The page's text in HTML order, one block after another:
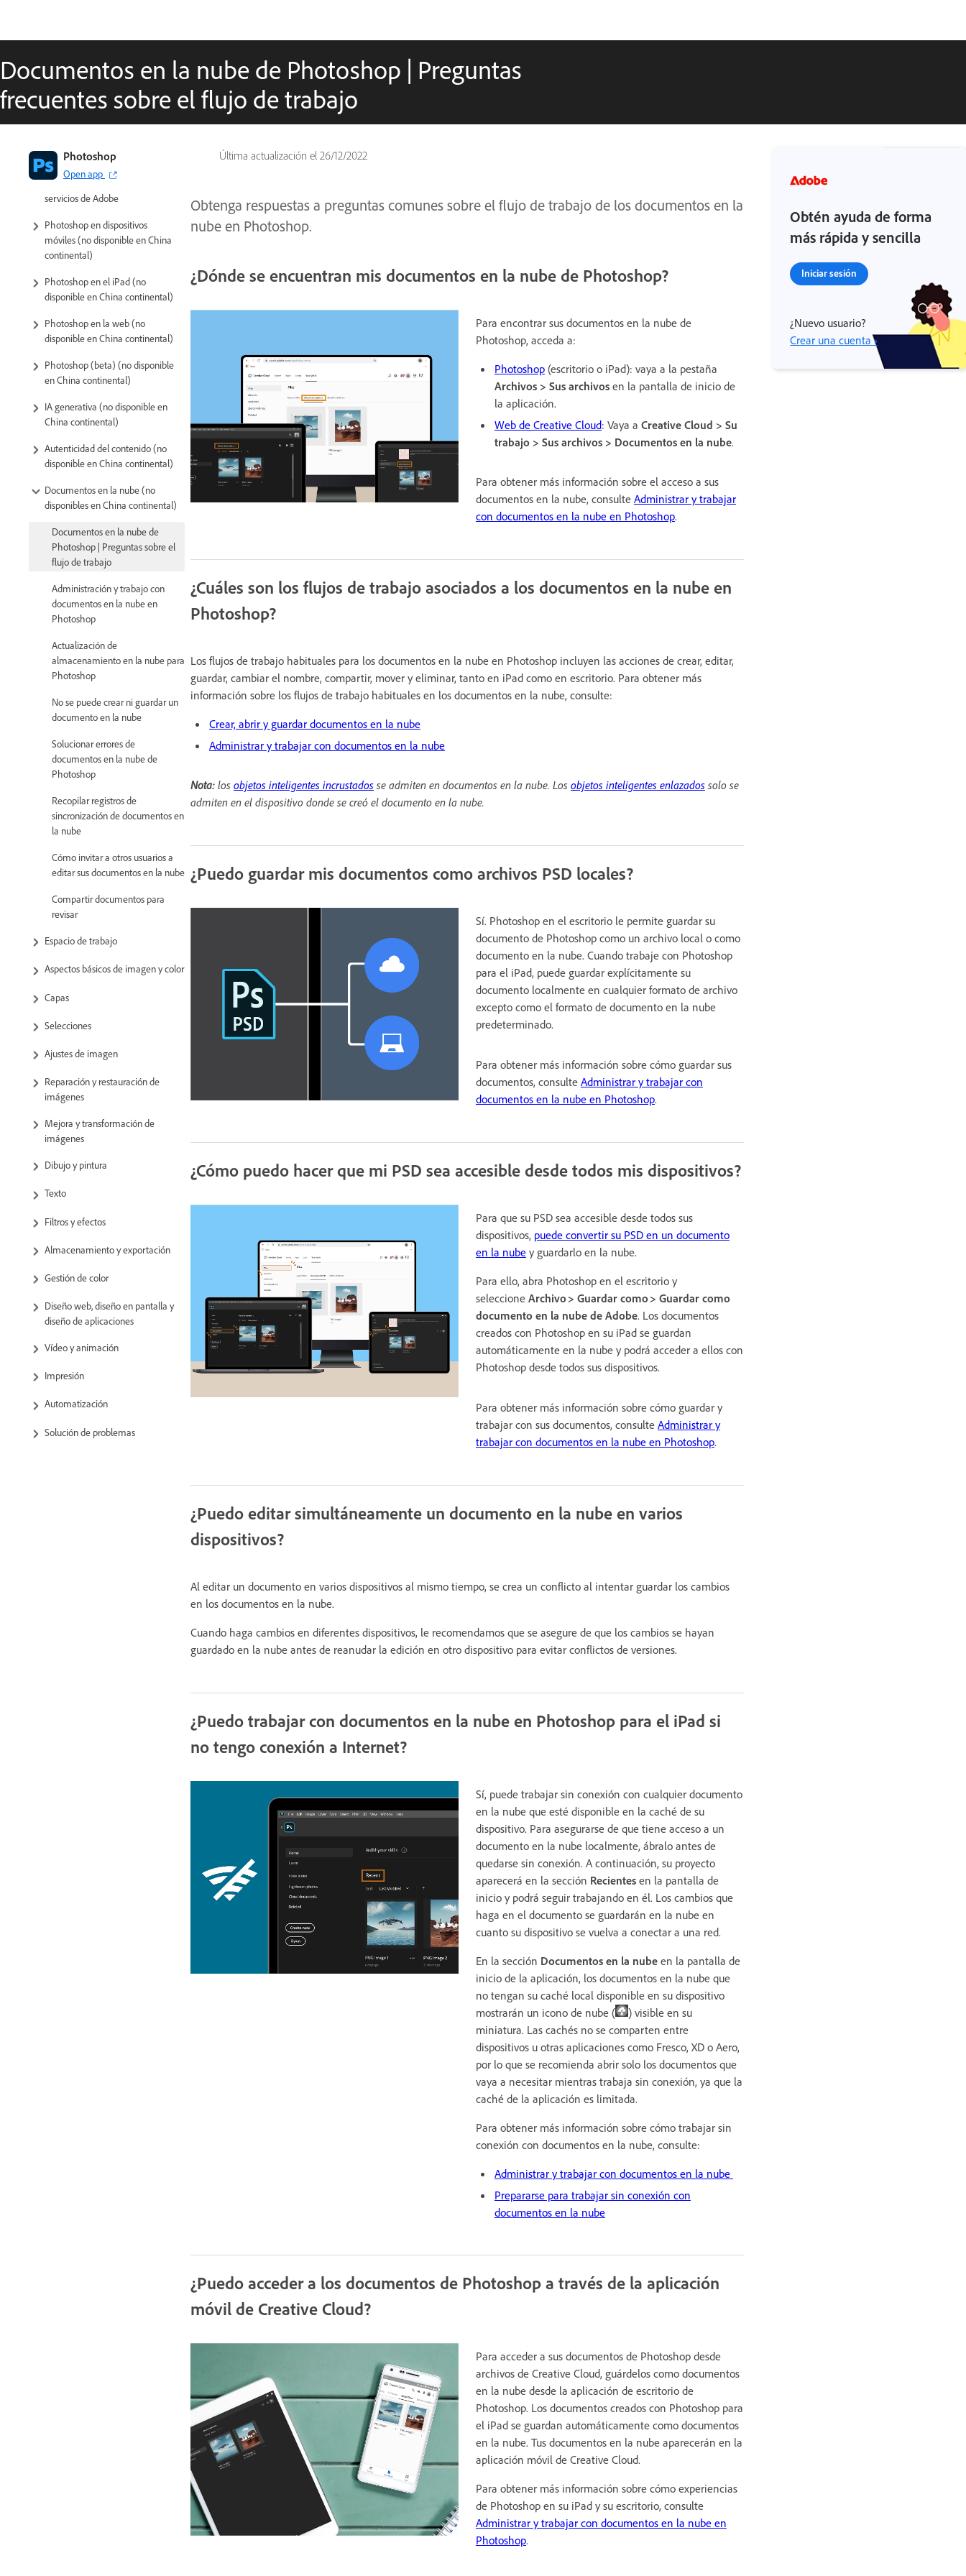
Documentos en la nube de Photoshop | Preguntas
frecuentes sobre el flujo de trabajo
Última actualización el 26/12/2022
Photoshop
Open app
Introducción a Photoshop
Photoshop y otros productos y
servicios de Adobe
Photoshop en dispositivos
móviles (no disponible en China
continental)
Photoshop en el iPad (no
disponible en China continental)
Photoshop en la web (no
disponible en China continental)
Photoshop (beta) (no disponible
en China continental)
IA generativa (no disponible en
China continental)
Autenticidad del contenido (no
disponible en China continental)
Documentos en la nube (no
disponibles en China continental)
Documentos en la nube de
Photoshop | Preguntas sobre el
flujo de trabajo
Administración y trabajo con
documentos en la nube en
Photoshop
Actualización de
almacenamiento en la nube para
Photoshop
No se puede crear ni guardar un
documento en la nube
Solucionar errores de
documentos en la nube de
Photoshop
Recopilar registros de
sincronización de documentos en
la nube
Cómo invitar a otros usuarios a
editar sus documentos en la nube
Compartir documentos para
revisar
Espacio de trabajo
Aspectos básicos de imagen y color
Capas
Selecciones
Ajustes de imagen
Reparación y restauración de
imágenes
Mejora y transformación de
imágenes
Dibujo y pintura
Texto
Filtros y efectos
Almacenamiento y exportación
Gestión de color
Diseño web, diseño en pantalla y
diseño de aplicaciones
Vídeo y animación
Impresión
Automatización
Solución de problemas
Obtenga respuestas a preguntas comunes sobre el flujo de trabajo de los documentos en la
nube en Photoshop.
¿Dónde se encuentran mis documentos en la nube de Photoshop?
Para encontrar sus documentos en la nube de
Photoshop, acceda a:
Photoshop(escritorio o iPad): vaya a la pestaña
Archivos > Sus archivosen la pantalla de inicio de
la aplicación.
Web de Creative Cloud: Vaya a Creative Cloud > Su
trabajo > Sus archivos > Documentos en la nube.
Para obtener más información sobre el acceso a sus
documentos en la nube, consulte Administrar y trabajar
con documentos en la nube en Photoshop.
¿Cuáles son los flujos de trabajo asociados a los documentos en la nube en
Photoshop?
Los flujos de trabajo habituales para los documentos en la nube en Photoshop incluyen las acciones de crear, editar,
guardar, cambiar el nombre, compartir, mover y eliminar, tanto en iPad como en escritorio. Para obtener más
información sobre los flujos de trabajo habituales en los documentos en la nube, consulte:
Crear, abrir y guardar documentos en la nube
Administrar y trabajar con documentos en la nube
Nota: los objetos inteligentes incrustados se admiten en documentos en la nube. Los objetos inteligentes enlazados solo se
admiten en el dispositivo donde se creó el documento en la nube.
¿Puedo guardar mis documentos como archivos PSD locales?
Sí. Photoshop en el escritorio le permite guardar su
documento de Photoshop como un archivo local o como
documento en la nube. Cuando trabaje con Photoshop
para el iPad, puede guardar explícitamente su
documento localmente en cualquier formato de archivo
excepto como el formato de documento en la nube
predeterminado.
Para obtener más información sobre cómo guardar sus
documentos, consulte Administrar y trabajar con
documentos en la nube en Photoshop.
¿Cómo puedo hacer que mi PSD sea accesible desde todos mis dispositivos?
Para que su PSD sea accesible desde todos sus
dispositivos, puede convertir su PSD en un documento
en la nubey guardarlo en la nube.
Para ello, abra Photoshop en el escritorio y
seleccione Archivo > Guardar como > Guardar como
documento en la nube de Adobe. Los documentos
creados con Photoshop en su iPad se guardan
automáticamente en la nube y podrá acceder a ellos con
Photoshop desde todos sus dispositivos.
Para obtener más información sobre cómo guardar y
trabajar con sus documentos, consulte Administrar y
trabajar con documentos en la nube en Photoshop.
¿Puedo editar simultáneamente un documento en la nube en varios
dispositivos?
Al editar un documento en varios dispositivos al mismo tiempo, se crea un conflicto al intentar guardar los cambios
en los documentos en la nube.
Cuando haga cambios en diferentes dispositivos, le recomendamos que se asegure de que los cambios se hayan
guardado en la nube antes de reanudar la edición en otro dispositivo para evitar conflictos de versiones.
¿Puedo trabajar con documentos en la nube en Photoshop para el iPad si
no tengo conexión a Internet?
Sí, puede trabajar sin conexión con cualquier documento
en la nube que esté disponible en la caché de su
dispositivo. Para asegurarse de que tiene acceso a un
documento en la nube localmente, ábralo antes de
quedarse sin conexión. A continuación, su proyecto
aparecerá en la sección Recientesen la pantalla de
inicio y podrá seguir trabajando en él. Los cambios que
haga en el documento se guardarán en la nube en
cuanto su dispositivo se vuelva a conectar a una red.
En la sección Documentos en la nubeen la pantalla de
inicio de la aplicación, los documentos en la nube que
no tengan su caché local disponible en su dispositivo
mostrarán un icono de nube (
) visible en su
miniatura. Las cachés no se comparten entre
dispositivos u otras aplicaciones como Fresco, XD o Aero,
por lo que se recomienda abrir solo los documentos que
vaya a necesitar mientras trabaja sin conexión, ya que la
caché de la aplicación es limitada.
Para obtener más información sobre cómo trabajar sin
conexión con documentos en la nube, consulte:
Administrar y trabajar con documentos en la nube
Prepararse para trabajar sin conexión con
documentos en la nube
¿Puedo acceder a los documentos de Photoshop a través de la aplicación
móvil de Creative Cloud?
Para acceder a sus documentos de Photoshop desde
archivos de Creative Cloud, guárdelos como documentos
en la nube desde la aplicación de escritorio de
Photoshop. Los documentos creados con Photoshop para
el iPad se guardan automáticamente como documentos
en la nube. Tus documentos en la nube aparecerán en la
aplicación móvil de Creative Cloud.
Para obtener más información sobre cómo experiencias
de Photoshop en su iPad y su escritorio, consulte
Administrar y trabajar con documentos en la nube en
Photoshop.
Obtén ayuda de forma
más rápida y sencilla
Iniciar sesión
¿Nuevo usuario?
Crear una cuenta ›